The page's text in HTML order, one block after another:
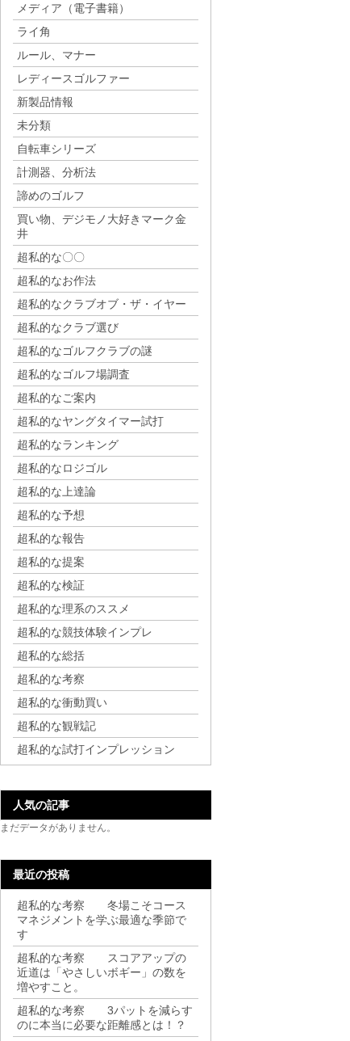
メディア（電子書籍）
ライ角
ルール、マナー
レディースゴルファー
新製品情報
未分類
自転車シリーズ
計測器、分析法
諦めのゴルフ
買い物、デジモノ大好きマーク金
井
超私的な〇〇
超私的なお作法
超私的なクラブオブ・ザ・イヤー
超私的なクラブ選び
超私的なゴルフクラブの謎
超私的なゴルフ場調査
超私的なご案内
超私的なヤングタイマー試打
超私的なランキング
超私的なロジゴル
超私的な上達論
超私的な予想
超私的な報告
超私的な提案
超私的な検証
超私的な理系のススメ
超私的な競技体験インプレ
超私的な総括
超私的な考察
超私的な衝動買い
超私的な観戦記
超私的な試打インプレッション
人気の記事
まだデータがありません。
最近の投稿
超私的な考察 冬場こそコース
マネジメントを学ぶ最適な季節で
す
超私的な考察 スコアアップの
近道は「やさしいボギー」の数を
増やすこと。
超私的な考察 3パットを減らす
のに本当に必要な距離感とは！？